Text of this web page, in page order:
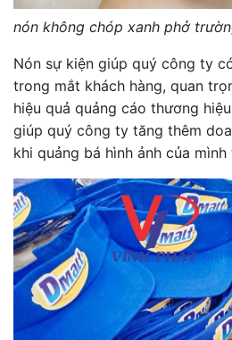
nón không chóp xanh phở
Nón sự kiện giúp quý công ty
trong mắt khách hàng, quan
hiệu quả quảng cáo thương
giúp quý công ty tăng thêm
khi quảng bá hình ảnh của